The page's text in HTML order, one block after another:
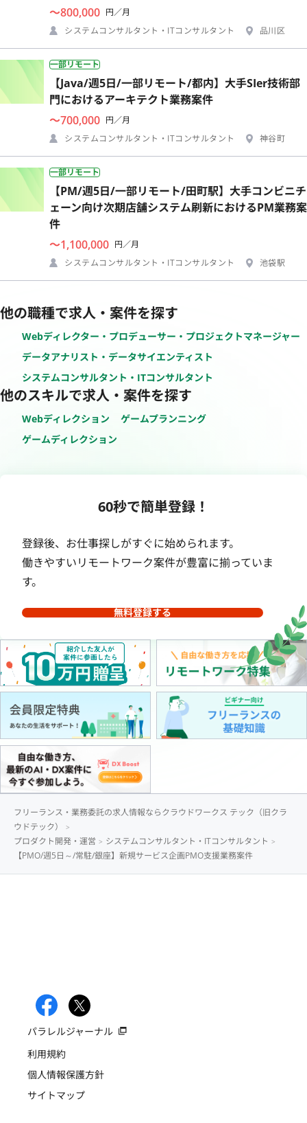
〜800,000 円／月
システムコンサルタント・ITコンサルタント
品川区
一部リモート
【Java/週5日/一部リモート/都内】大手SIer技術部
門におけるアーキテクト業務案件
〜700,000 円／月
システムコンサルタント・ITコンサルタント
神谷町
一部リモート
【PM/週5日/一部リモート/田町駅】大手コンビニチ
ェーン向け次期店舗システム刷新におけるPM業務案
件
〜1,100,000 円／月
システムコンサルタント・ITコンサルタント
池袋駅
他の職種で求人・案件を探す
Webディレクター・プロデューサー・プロジェクトマネージャー
データアナリスト・データサイエンティスト
システムコンサルタント・ITコンサルタント
他のスキルで求人・案件を探す
Webディレクション
ゲームプランニング
ゲームディレクション
60秒で簡単登録！
登録後、お仕事探しがすぐに始められます。
働きやすいリモートワーク案件が豊富に揃っていま
す。
無料登録する
フリーランス・業務委託の求人情報ならクラウドワークス テック（旧クラ
ウドテック）
プロダクト開発・運営
システムコンサルタント・ITコンサルタント
【PMO/週5日～/常駐/銀座】新規サービス企画PMO支援業務案件
パラレルジャーナル
利用規約
個人情報保護方針
サイトマップ